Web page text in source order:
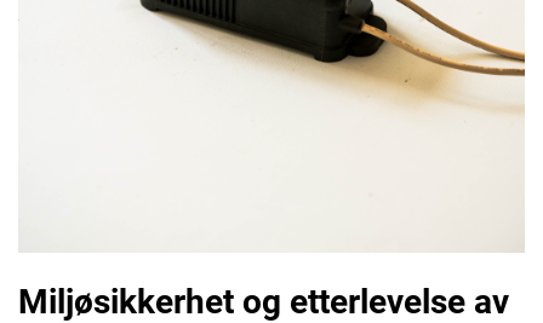
Miljøsikkerhet og etterlevelse av